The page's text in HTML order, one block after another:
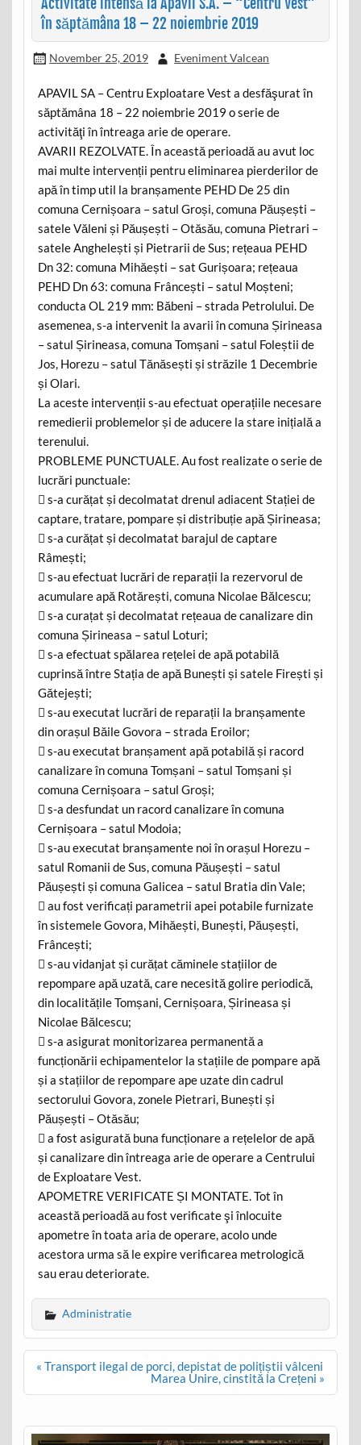
în săptămâna 18 – 22 noiembrie 2019
November 25, 2019 Eveniment Valcean
APAVIL SA – Centru Exploatare Vest a desfăşurat în
săptămâna 18 – 22 noiembrie 2019 o serie de
activităţi în întreaga arie de operare.
AVARII REZOLVATE. În această perioadă au avut loc
mai multe intervenții pentru eliminarea pierderilor de
apă în timp util la branșamente PEHD De 25 din
comuna Cernișoara – satul Groși, comuna Păușești –
satele Văleni și Păușești – Otăsău, comuna Pietrari –
satele Anghelești și Pietrarii de Sus; rețeaua PEHD
Dn 32: comuna Mihăești – sat Gurișoara; rețeaua
PEHD Dn 63: comuna Frâncești – satul Moșteni;
conducta OL 219 mm: Băbeni – strada Petrolului. De
asemenea, s-a intervenit la avarii în comuna Șirineasa
– satul Șirineasa, comuna Tomșani – satul Foleștii de
Jos, Horezu – satul Tănăsești și străzile 1 Decembrie
și Olari.
La aceste intervenții s-au efectuat operațiile necesare
remedierii problemelor și de aducere la stare inițială a
terenului.
PROBLEME PUNCTUALE. Au fost realizate o serie de
lucrări punctuale:
 s-a curățat și decolmatat drenul adiacent Stației de
captare, tratare, pompare și distribuție apă Șirineasa;
 s-a curățat și decolmatat barajul de captare
Râmești;
 s-au efectuat lucrări de reparații la rezervorul de
acumulare apă Rotărești, comuna Nicolae Bălcescu;
 s-a curațat și decolmatat rețeaua de canalizare din
comuna Șirineasa – satul Loturi;
 s-a efectuat spălarea rețelei de apă potabilă
cuprinsă între Stația de apă Bunești și satele Firești și
Gătejești;
 s-au executat lucrări de reparații la branșamente
din orașul Băile Govora – strada Eroilor;
 s-au executat branșament apă potabilă și racord
canalizare în comuna Tomșani – satul Tomșani și
comuna Cernișoara – satul Groși;
 s-a desfundat un racord canalizare în comuna
Cernișoara – satul Modoia;
 s-au executat branșamente noi în orașul Horezu –
satul Romanii de Sus, comuna Păușești – satul
Păușești și comuna Galicea – satul Bratia din Vale;
 au fost verificați parametrii apei potabile furnizate
în sistemele Govora, Mihăești, Bunești, Păușești,
Frâncești;
 s-au vidanjat și curățat căminele stațiilor de
repompare apă uzată, care necesită golire periodică,
din localitățile Tomșani, Cernișoara, Șirineasa și
Nicolae Bălcescu;
 s-a asigurat monitorizarea permanentă a
funcționării echipamentelor la stațiile de pompare apă
și a stațiilor de repompare ape uzate din cadrul
sectorului Govora, zonele Pietrari, Bunești și
Păușești – Otăsău;
 a fost asigurată buna funcționare a rețelelor de apă
și canalizare din întreaga arie de operare a Centrului
de Exploatare Vest.
APOMETRE VERIFICATE ȘI MONTATE. Tot în
această perioadă au fost verificate şi înlocuite
apometre în toata aria de operare, acolo unde
acestora urma să le expire verificarea metrologică
sau erau deteriorate.
Administratie
Post
navigation
« Transport ilegal de porci, depistat de polițiștii vâlceni
Marea Unire, cinstită la Crețeni »